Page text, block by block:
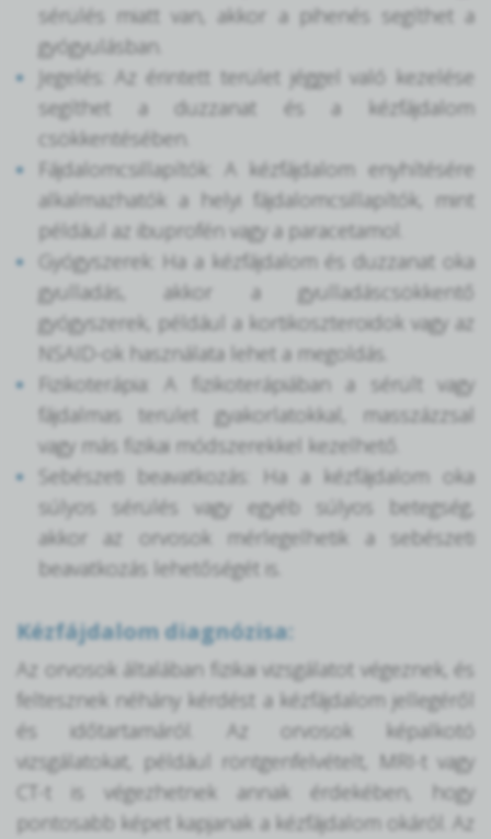
sérülés miatt van, akkor a pihenés segíthet a
gyógyulásban.
Jegelés: Az érintett terület jéggel való kezelése
segíthet a duzzanat és a kézfájdalom
csökkentésében.
Fájdalomcsillapítók: A kézfájdalom enyhítésére
alkalmazhatók a helyi fájdalomcsillapítók, mint
például az ibuprofén vagy a paracetamol.
Gyógyszerek: Ha a kézfájdalom és duzzanat oka
gyulladás, akkor a gyulladáscsökkentő
gyógyszerek, például a kortikoszteroidok vagy az
NSAID-ok használata lehet a megoldás.
Fizikoterápia: A fizikoterápiában a sérült vagy
fájdalmas terület gyakorlatokkal, masszázzsal
vagy más fizikai módszerekkel kezelhető.
Sebészeti beavatkozás: Ha a kézfájdalom oka
súlyos sérülés vagy egyéb súlyos betegség,
akkor az orvosok mérlegelhetik a sebészeti
beavatkozás lehetőségét is.
Kézfájdalom diagnózisa:
Az orvosok általában fizikai vizsgálatot végeznek, és
feltesznek néhány kérdést a kézfájdalom jellegéről
és időtartamáról. Az orvosok képalkotó
vizsgálatokat, például röntgenfelvételt, MRI-t vagy
CT-t is végezhetnek annak érdekében, hogy
pontosabb képet kapjanak a kézfájdalom okáról. Az